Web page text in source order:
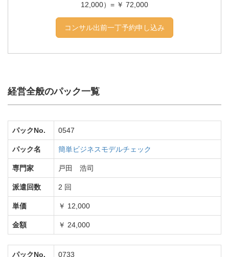
12,000）= ￥ 72,000
コンサル出前一丁予約申し込み
経営全般のパック一覧
パックNo. 0547
パック名 簡単ビジネスモデルチェック
専門家 戸田 浩司
派遣回数 2 回
単価 ￥ 12,000
金額 ￥ 24,000
パックNo. 0733